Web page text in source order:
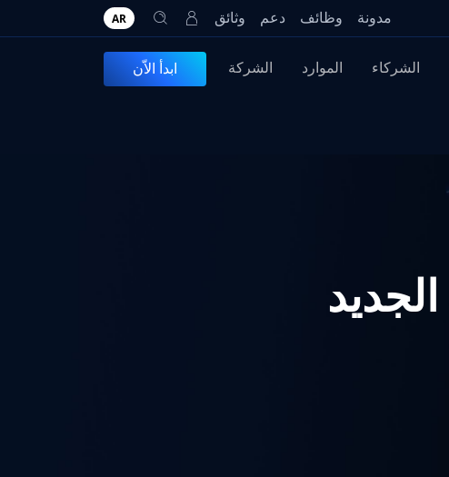
مدونة وظائف دعم وثائق AR
الشركاء الموارد الشركة ابدأ الاّن